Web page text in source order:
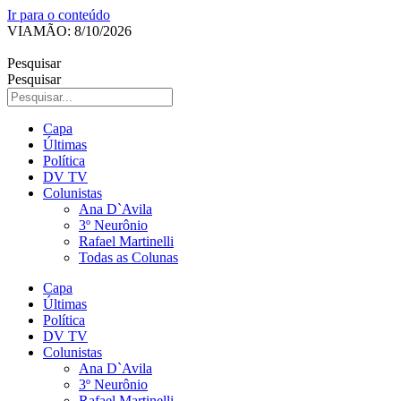
Ir para o conteúdo
VIAMÃO: 8/10/2026
Pesquisar
Pesquisar
Capa
Últimas
Política
DV TV
Colunistas
Ana D`Avila
3º Neurônio
Rafael Martinelli
Todas as Colunas
Capa
Últimas
Política
DV TV
Colunistas
Ana D`Avila
3º Neurônio